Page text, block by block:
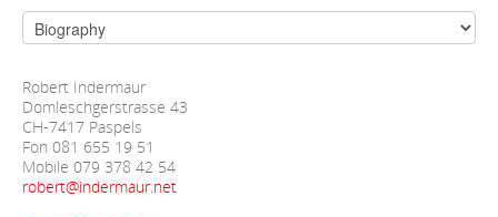
Robert Indermaur
Domleschgerstrasse 43
CH-7417 Paspels
Fon 081 655 19 51
Mobile 079 378 42 54
robert@indermaur.net